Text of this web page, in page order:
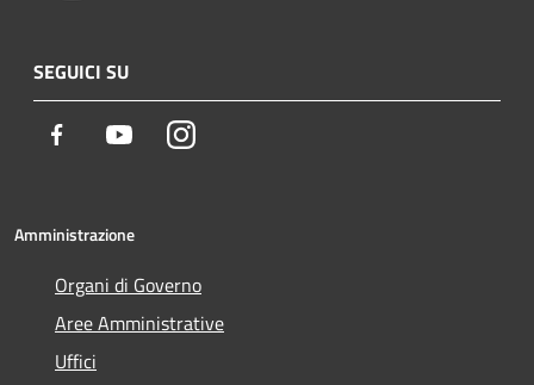
SEGUICI SU
Facebook YoutubeInstagram
Amministrazione
Organi di Governo
Aree Amministrative
Uffici